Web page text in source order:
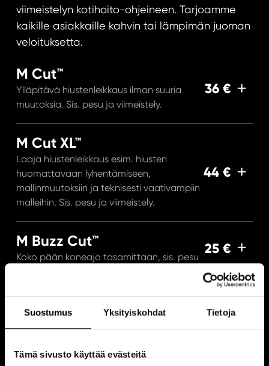
Suostumus Yksityiskohdat Tietoja
Tämä sivusto käyttää evästeitä
viimeistelyn kotihoito-ohjeineen. Tarjoamme
kaikille asiakkaille kahvin tai lämpimän juoman
veloituksetta.
M Cut™
Ylläpitävä hiustenleikkaus ilman suuria
muutoksia. Sis. pesu ja viimeistely.
36 €
M Cut XL™
Laaja hiustenleikkaus esim. hiusten
huomattavaan lyhentämiseen,
mallinmuutoksiin ja teknisesti vaativampiin
malleihin. Sis. pesu ja viimeistely.
44 €
M Buzz Cut™
Koko pään koneajo tasamittaan, sis. pesu
25 €
M Cut Junior™
Hiustenleikkaus ja pesu, alle 12v.
M Cut Student™ (32,40 €)